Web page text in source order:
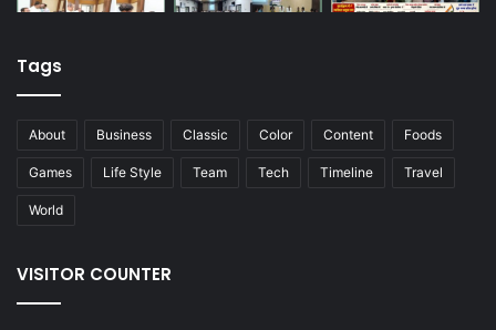
Tags
About Business Classic Color Content Foods
Games Life Style Team Tech Timeline Travel
World
VISITOR COUNTER